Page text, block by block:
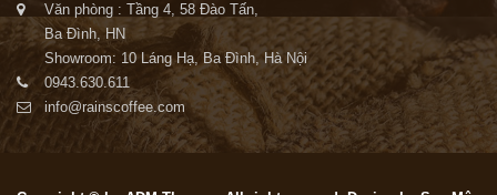
Văn phòng : Tầng 4, 58 Đào Tấn,
Ba Đình, HN
Showroom: 10 Láng Hạ, Ba Đình, Hà Nội
0943.630.611
info@rainscoffee.com